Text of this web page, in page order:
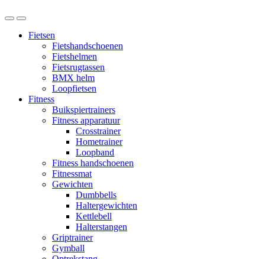
Fietsen
Fietshandschoenen
Fietshelmen
Fietsrugtassen
BMX helm
Loopfietsen
Fitness
Buikspiertrainers
Fitness apparatuur
Crosstrainer
Hometrainer
Loopband
Fitness handschoenen
Fitnessmat
Gewichten
Dumbbells
Haltergewichten
Kettlebell
Halterstangen
Griptrainer
Gymball